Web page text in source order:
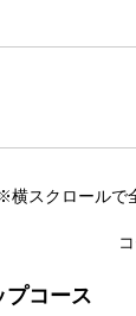
横スクロールで
プコース